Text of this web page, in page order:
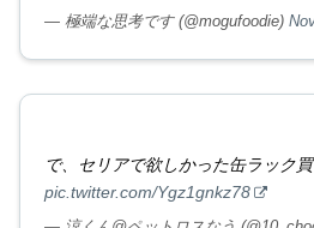
— 極端な思考です (@mogufoodie)
で、セリアで欲しかった缶ラック
pic.twitter.com/Ygz1gnkz78